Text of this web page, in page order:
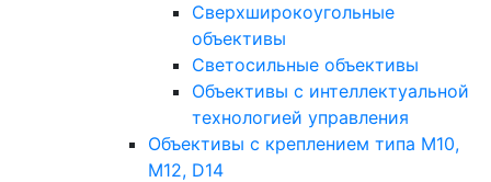
Сверхширокоугольные
объективы
Светосильные объективы
Объективы с интеллектуальной
технологией управления
Объективы с креплением типа M10,
M12, D14